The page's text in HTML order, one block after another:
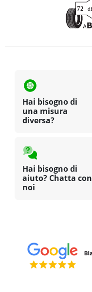
Hai bisogno di
una misura
diversa?
Hai bisogno di
aiuto? Chatta con
noi